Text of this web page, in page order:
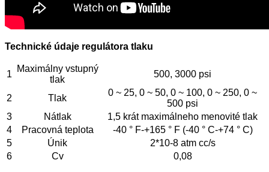
Technické údaje regulátora tlaku
1
Maximálny vstupný
tlak
500, 3000 psi
2 Tlak
0 ~ 25, 0 ~ 50, 0 ~ 100, 0 ~ 250, 0 ~
500 psi
3
Nátlak
1,5 krát maximálneho menovité tlak
4
Pracovná teplota
-40 ° F-+165 ° F (-40 ° C-+74 ° C)
5
Únik
2*10-8 atm cc/s
6
Cv 0,08